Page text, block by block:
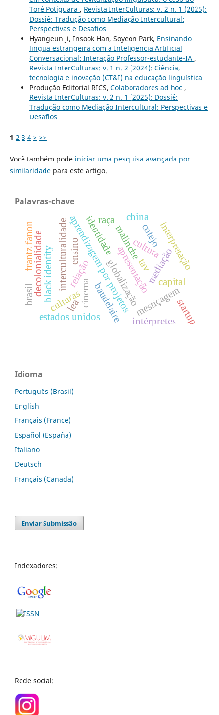
Toré Potiguara , Revista InterCulturas: v. 2 n. 1 (2025):
Dossiê: Tradução como Mediação Intercultural:
Perspectivas e Desafios
Hyangeun Ji, Insook Han, Soyeon Park, Ensinando
língua estrangeira com a Inteligência Artificial
Conversacional: Interação Professor-estudante-IA ,
Revista InterCulturas: v. 1 n. 2 (2024): Ciência,
tecnologia e inovação (CT&I) na educação linguística
Produção Editorial RICS, Colaboradores ad hoc ,
Revista InterCulturas: v. 2 n. 1 (2025): Dossiê:
Tradução como Mediação Intercultural: Perspectivas e
Desafios
1 2 3 4 > >>
Você também pode iniciar uma pesquisa avançada por
similaridadepara este artigo.
Palavras-chave
apresentação
aprendizagem por projetoscultura
globalização
cinema
interculturalidade
culturas
mediação
relação
baudelaire
lea
interpretação
malinche
mestiçagem
identidade
ensino
estados unidos intérpretes
black identity tav
decolonialidade cotejo
frantz fanon
capital
raça
startup
brasil
china
Idioma
Português (Brasil)
English
Français (France)
Español (España)
Italiano
Deutsch
Français (Canada)
Enviar Submissão
Indexadores:
Rede social: